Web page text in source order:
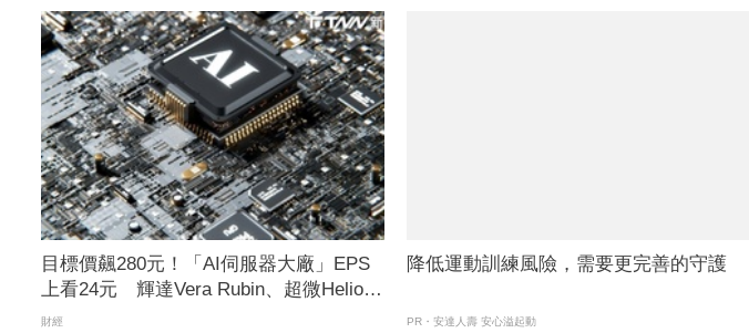
目標價飆280元！「AI伺服器大廠」EPS
上看24元 輝達Vera Rubin、超微Helios
量產營運爆發
財經
降低運動訓練風險，需要更完善的守護
PR・安達人壽 安心溢起動